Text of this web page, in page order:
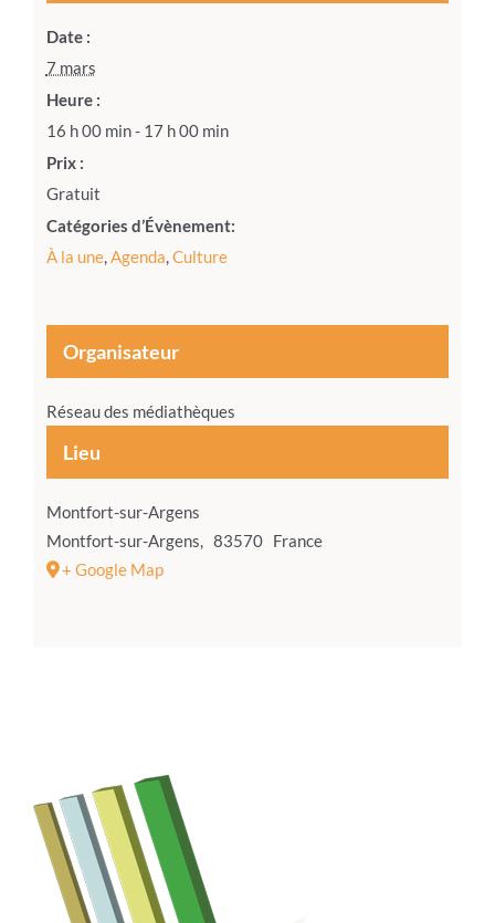
Date :
7 mars
Heure :
16 h 00 min - 17 h 00 min
Prix :
Gratuit
Catégories d’Évènement:
À la une,Agenda,Culture
Lieu
Montfort-sur-Argens
Montfort-sur-Argens, 83570 France
+ Google Map
Organisateur
Réseau des médiathèques